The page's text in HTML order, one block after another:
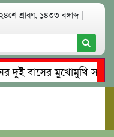
শ্রাবণ, ১৪৩৩ বঙ্গাব্দ |
বাসের মুখোমুখি
মাদকাসক্ত রিমালকে